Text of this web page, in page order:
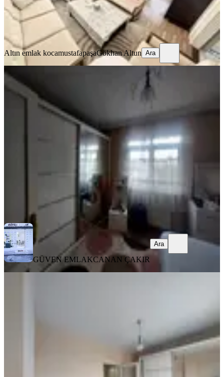
Altın emlak kocamustafapaşa Gökhan Altun
Altın emlak kocamustafapaşaGökhan Altun Ara
Fatih Kocamustafapaşa Merkez De
Memura Öğrenciye Kiralık Daire
Fatih, Seyyid Ömer Mahallesi
1+1· 70 m² ·3. Kat 03.08.2026
30.000 ₺
CANAN ÇAKIR
GÜVEN EMLAKCANAN ÇAKIR
Ara
Fatih, Seyyid Ömer Mahallesi
03.08.2026